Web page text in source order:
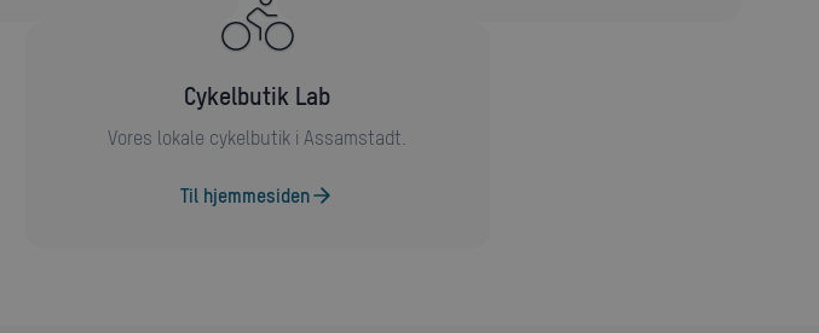
Cykelbutik Lab
Vores lokale cykelbutik i Assamstadt.
Til hjemmesiden